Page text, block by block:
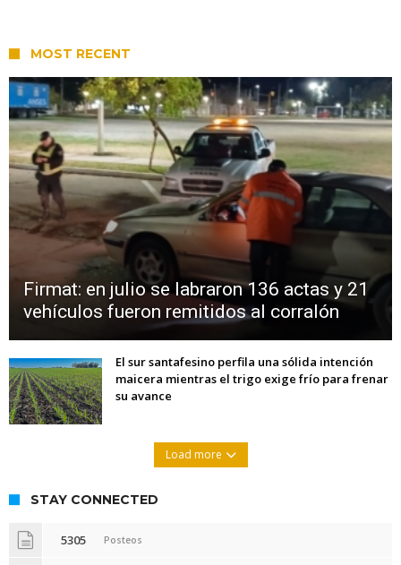
MOST RECENT
Firmat: en julio se labraron 136 actas y 21
vehículos fueron remitidos al corralón
El sur santafesino perfila una sólida intención
maicera mientras el trigo exige frío para frenar
su avance
Load more
STAY CONNECTED
5305 Posteos